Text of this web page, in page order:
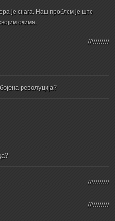
је снага. Наш проблем је што
очима.
револуција?